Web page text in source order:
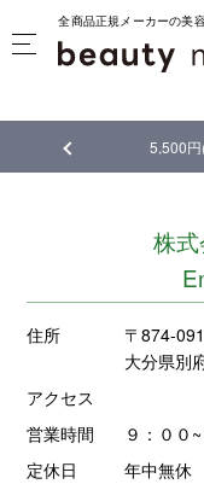
全商品正規メーカーの美
5,500
株
住所
〒874-
大分県別
アクセス
営業時間
９：００
定休日
年中無休